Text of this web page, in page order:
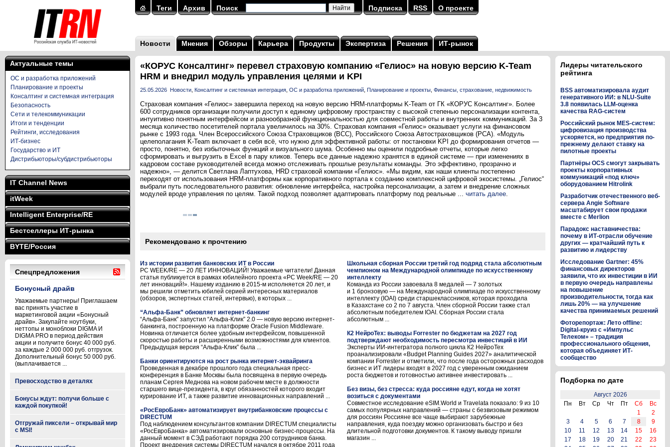
Теги Архив Поиск Подписка RSS О проекте
Новости Мнения Обзоры Карьера Продукты Экспертиза Решения ИТ-рынок
Актуальные темы
ОС и разработка приложений
Планирование и проекты
Консалтинг и системная интеграция
Безопасность
Сети и телекоммуникации
Итоги и тенденции
Рейтинги, исследования
ИТ-бизнес
Государство и ИТ
Дистрибьюторы/субдистрибьюторы
IT Channel News
itWeek
Intelligent Enterprise/RE
Бестселлеры ИТ-рынка
BYTE/Россия
Спецпредложения
Бонусный драйв
Уважаемые партнеры! Приглашаем
вас принять участие в
маркетинговой акции «Бонусный
драйв». Закупайте ноутбуки,
неттопы и моноблоки DIGMA И
DIGMA PRO в период действия
акции и получите бонус 40 000 руб.
за каждые 2 000 000 руб. отгрузок.
Дополнительный бонус 50 000 руб.
(выплачивается ...
Превосходство в деталях
Бонусы ждут: получи больше с
каждой покупкой!
Отгружай пиксели – открывай мир
с MSI!
«КОРУС Консалтинг» перевел страховую компанию «Гелиос» на новую версию K-Team
HRM и внедрил модуль управления целями и KPI
25.05.2026 Новости Консалтинг и системная интеграция ОС и разработка приложений Планирование и проекты Финансы, страхование, недвижимость
Страховая компания «Гелиос» завершила переход на новую версию HRM-платформы K-Team от ГК «КОРУС Консалтинг». Более
600 сотрудников организации получили доступ к единому цифровому пространству с высокой степенью персонализации контента,
интуитивно понятным интерфейсом и разнообразной функциональностью для совместной работы и внутренних коммуникаций. За 3
месяца количество посетителей портала увеличилось на 30%. Страховая компания «Гелиос» оказывает услуги на финансовом
рынке с 1993 года. Член Всероссийского Союза Страховщиков (ВСС), Российского Союза Автостраховщиков (РСА). «Модуль
целеполагания K-Team включает в себя всё, что нужно для эффективной работы: от постановки KPI до формирования отчетов —
просто, понятно, без избыточных функций и визуального шума. Особенно мы оценили подробные отчеты, которые легко
сформировать и выгрузить в Excel в пару кликов. Теперь все данные надежно хранятся в единой системе — при изменениях в
кадровом составе руководителей всегда можно отслеживать прошлые результаты команды. Это эффективно, прозрачно и
надежно», — делится Светлана Лаптухова, HRD страховой компании «Гелиос». «Мы видим, как наши клиенты постепенно
переходят от использования HRM-платформы как корпоративного портала к созданию комплексной цифровой экосистемы. „Гелиос“
выбрали путь последовательного развития: обновление интерфейса, настройка персонализации, а затем и внедрение сложных
модулей вроде управления по целям. Такой подход позволяет адаптировать платформу под реальные ... читать далее.
Рекомендовано к прочтению
Из истории развития банковских ИТ в России
PC WEEK/RE — 20 ЛЕТ ИННОВАЦИЙ! Уважаемые читатели! Данная
статья публикуется в рамках юбилейного проекта «PC Week/RE — 20
лет инноваций!». Нашему изданию в 2015-м исполняется 20 лет, и
мы решили отметить юбилей серией интересных материалов
(обзоров, экспертных статей, интервью), в которых ...
“Альфа-Банк” обновляет интернет-банкинг
“Альфа-Банк” запустил “Альфа-Клик” 2.0 — новую версию интернет-
банкинга, построенную на платформе Oracle Fusion Middleware.
Новинка отличается более удобным интерфейсом, повышенной
скоростью работы и расширенными возможностями для клиентов.
Предыдущая версия “Альфа-Клик” была ...
Банки ориентируются на рост рынка интернет-эквайринга
Проведенная в декабре прошлого года специальная пресс-
конференция в Банке Москвы была посвящена в первую очередь
планам Сергея Меднова на новом рабочем месте в должности
старшего вице-президента, в круг обязанностей которого входит
курирование ИТ, а также развитие инновационных направлений ...
«РосЕвроБанк» автоматизирует внутрибанковские процессы с
DIRECTUM
Под наблюдением консультантов компании DIRECTUM специалисты
«РосЕвроБанка» автоматизировали основные бизнес-процессы. На
данный момент в СЭД работают порядка 200 сотрудников банка.
Проект внедрения системы DIRECTUM начался в октябре 2011 года
Школьная сборная России третий год подряд стала абсолютным
чемпионом на Международной олимпиаде по искусственному
интеллекту
Команда из России завоевала 8 медалей — 7 золотых
и 1 бронзовую — на Международной олимпиаде по искусственному
интеллекту (IOAI) среди старшеклассников, которая проходила
в Казахстане со 2 по 7 августа. Член сборной России также стал
абсолютным победителем IOAI. Сборная России стала
абсолютным ...
К2 НейроТех: выводы Forrester по бюджетам на 2027 год
подтверждают необходимость пересмотра инвестиций в ИИ
Эксперты ИИ-интегратора полного цикла К2 НейроТех
проанализировали «Budget Planning Guides 2027» аналитической
компании Forrester и отметили, что после года осторожных расходов
бизнес и ИТ лидеры входят в 2027 год с уверенным ожиданием
роста бюджетов и готовностью активнее инвестировать ...
Без визы, без стресса: куда россияне едут, когда не хотят
возиться с документами
Совместное исследование eSIM.World и Travelata показало: 9 из 10
самых популярных направлений — страны с безвизовым режимом
для россиян Россияне все чаще выбирают зарубежные
направления, куда поездку можно организовать быстро и без
длительной подготовки документов. К такому выводу пришли
магазин ...
Лидеры читательского
рейтинга
BSS автоматизировала аудит
генеративного ИИ: в NLU-Suite
3.8 появилась LLM-оценка
качества RAG-систем
Российский рынок MES-систем:
цифровизация производства
ускоряется, но предприятия по-
прежнему делают ставку на
пилотные проекты
Партнёры OCS смогут закрывать
проекты корпоративных
коммуникаций «под ключ»
оборудованием Hitrolink
Разработчик отечественного веб-
сервера Angie Software
масштабирует свои продажи
вместе с Merlion
Парадокс наставничества:
почему в ИТ-отрасли обучение
других — кратчайший путь к
развитию и лидерству
Исследование Gartner: 45%
финансовых директоров
заявили, что их инвестиции в ИИ
в первую очередь направлены
на повышение
производительности, тогда как
лишь 20% — на улучшение
качества принимаемых решений
Фоторепортаж: Лето offline:
Digital-круиз с «Импульс
Телеком» – традиция
профессионального общения,
которая объединяет ИТ-
сообщество
Подборка по дате
Август 2026
Пн
Вт Ср Чт Пт Сб
Вс
1
2
3
4 5 6 7 8
9
10
11 12 13 14 15
16
17
18 19 20 21 22
23